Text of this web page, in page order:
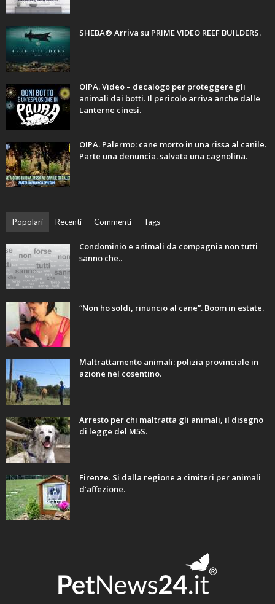
SHEBA® Arriva su PRIME VIDEO REEF BUILDERS.
OIPA. Video – decalogo per proteggere gli
animali dai botti. Il pericolo arriva anche dalle
Lanterne cinesi.
OIPA. Palermo: cane morto in una rissa al canile.
Parte una denuncia. salvata una cagnolina.
Popolari Recenti Commenti Tags
Condominio e animali da compagnia non tutti
sanno che..
“Non ho soldi, rinuncio al cane”. Boom in estate.
Maltrattamento animali: polizia provinciale in
azione nel cosentino.
Arresto per chi maltratta gli animali, il disegno
di legge del M5S.
Firenze. Si dalla regione a cimiteri per animali
d’affezione.